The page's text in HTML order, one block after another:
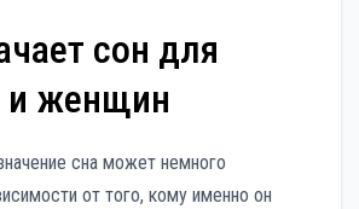
сон для
женщин
сна может немного
от того, кому именно он